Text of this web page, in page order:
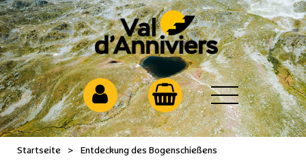
Startseite > Entdeckung des Bogenschießens